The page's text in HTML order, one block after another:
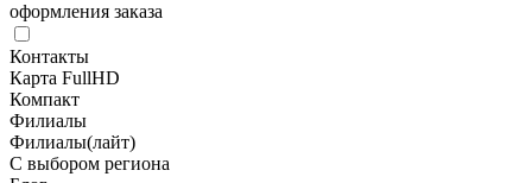
оформления заказа
Контакты
Карта FullHD
Компакт
Филиалы
Филиалы(лайт)
С выбором региона